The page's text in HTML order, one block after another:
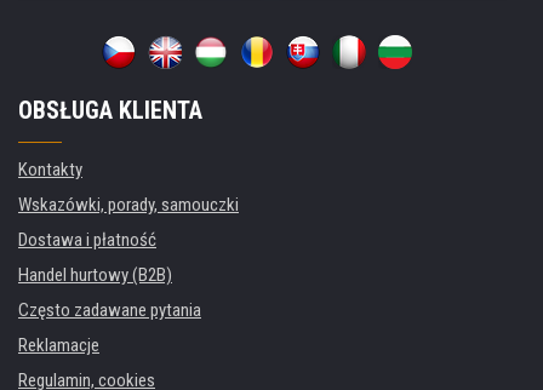
OBSŁUGA KLIENTA
Kontakty
Wskazówki, porady, samouczki
Dostawa i płatność
Handel hurtowy (B2B)
Często zadawane pytania
Reklamacje
Regulamin, cookies